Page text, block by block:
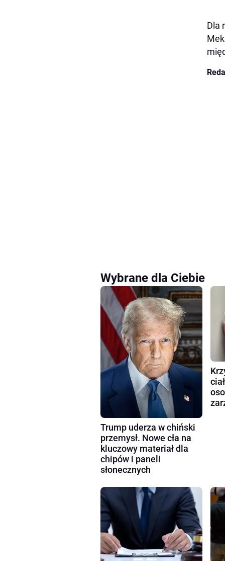
Dla
Wybrane dla Ciebie
Trump uderza w chiński
przemysł. Nowe cła na
kluczowy materiał dla
chipów i paneli
słonecznych